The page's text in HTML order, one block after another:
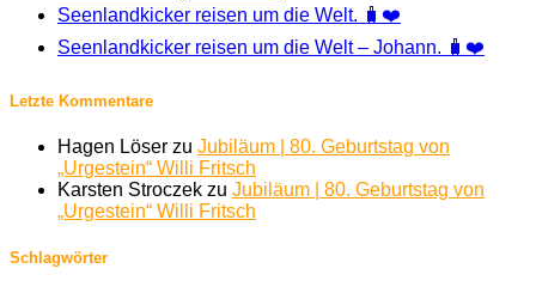
Seenlandkicker reisen um die Welt. 🧳❤️
Seenlandkicker reisen um die Welt – Johann. 🧳❤️
Letzte Kommentare
Hagen Löser zu Jubiläum | 80. Geburtstag von
„Urgestein“ Willi Fritsch
Karsten Stroczek zu Jubiläum | 80. Geburtstag von
„Urgestein“ Willi Fritsch
Schlagwörter